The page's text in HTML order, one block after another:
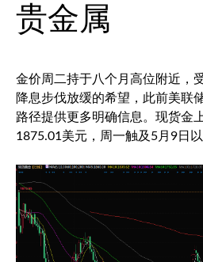
贵金属
金价周二持于八个月高位附近，
降息步伐放缓的希望，此前美联
路径提供更多明确信息。现货金
1875.01美元，周一触及5月9日以